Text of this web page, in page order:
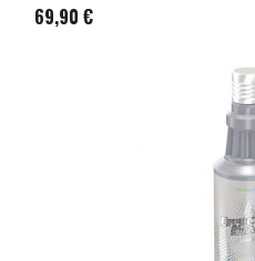
69,90 €